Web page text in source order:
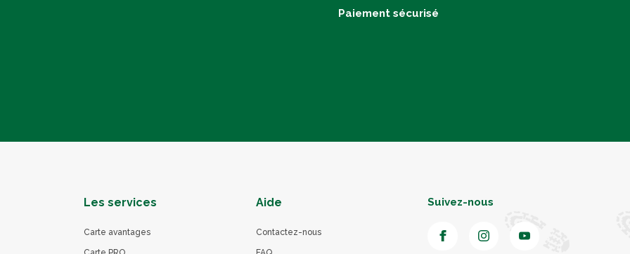
Paiement sécurisé
Les services
Carte avantages
Aide
Contactez-nous
Suivez-nous